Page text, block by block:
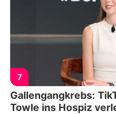
7
Gallengangkrebs:
Towle ins Hospiz